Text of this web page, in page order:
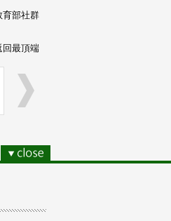
育部社群
回最頂端